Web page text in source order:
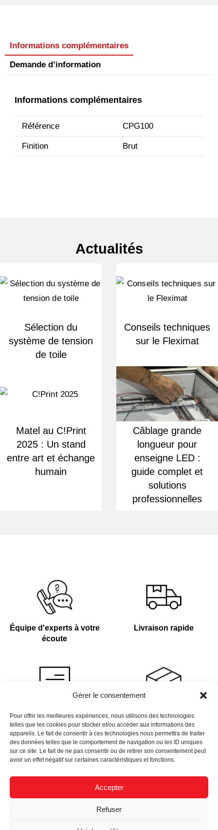
Gérer le consentement
Pour offrir les meilleures expériences, nous utilisons des technologies
telles que les cookies pour stocker et/ou accéder aux informations des
appareils. Le fait de consentir à ces technologies nous permettra de traiter
des données telles que le comportement de navigation ou les ID uniques
sur ce site. Le fait de ne pas consentir ou de retirer son consentement peut
avoir un effet négatif sur certaines caractéristiques et fonctions.
Accepter
Refuser
Informations complémentaires
Demande d’information
Informations complémentaires
Référence CPG100
Finition Brut
Actualités
Sélection du
système de tension
de toile
Conseils techniques
sur le Fleximat
Matel au C!Print
2025 : Un stand
entre art et échange
humain
Câblage grande
longueur pour
enseigne LED :
guide complet et
solutions
professionnelles
Équipe d'experts à votre
écoute
Livraison rapide
Devis sur demande
Plus de 4 000 références
en stock
Newsletter